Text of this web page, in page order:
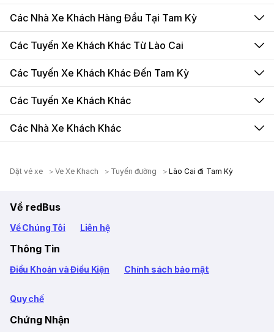
Các Nhà Xe Khách Hàng Đầu Tại Tam Kỳ
Các Tuyến Xe Khách Khác Từ Lào Cai
Các Tuyến Xe Khách Khác Đến Tam Kỳ
Các Tuyến Xe Khách Khác
Các Nhà Xe Khách Khác
Dặt vé xe Ve Xe Khach Tuyến đường Lào Cai đi Tam Kỳ
Về redBus
Về Chúng Tôi Liên hệ
Thông Tin
Điều Khoản và Điều Kiện Chính sách bảo mật
Quy chế
Chứng Nhận